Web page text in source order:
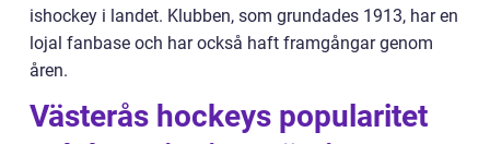
ishockey i landet. Klubben, som grundades 1913, har en
lojal fanbase och har också haft framgångar genom
åren.
Västerås hockeys popularitet